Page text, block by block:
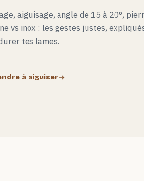
aiguisage, angle de 15 à 20°,
vs inox : les gestes justes,
tes lames.
à aiguiser